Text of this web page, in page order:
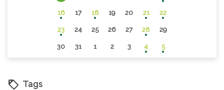
16 17 18 19 20 21 22
23 24 25 26 27 28 29
30 31 1 2 3 4 5
Tags